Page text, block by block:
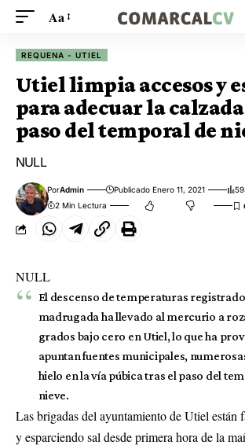
Aa
REQUENA - UTIEL
Utiel limpia accesos y
para adecuar la
paso del temporal de
NULL
PorAdmin Publicado Enero 11, 2021
2 Min Lectura
NULL
El descenso de temperaturas
madrugada ha llevado al mercurio a
grados bajo cero en Utiel, lo que ha
apuntan fuentes municipales,
hielo en la vía púbica tras el paso del
nieve.
Las brigadas del ayuntamiento de Utiel están
y esparciendo sal desde primera hora de la